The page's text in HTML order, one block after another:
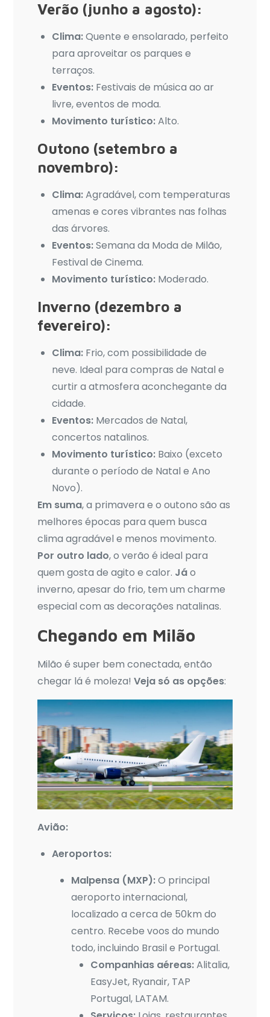
Verão (junho a agosto):
Clima:Quente e ensolarado, perfeito
para aproveitar os parques e
terraços.
Eventos: Festivais de música ao ar
livre, eventos de moda.
Movimento turístico:Alto.
Outono (setembro a
novembro):
Clima:Agradável, com temperaturas
amenas e cores vibrantes nas folhas
das árvores.
Eventos:Semana da Moda de Milão,
Festival de Cinema.
Movimento turístico: Moderado.
Inverno (dezembro a
fevereiro):
Clima: Frio, com possibilidade de
neve. Ideal para compras de Natal e
curtir a atmosfera aconchegante da
cidade.
Eventos: Mercados de Natal,
concertos natalinos.
Movimento turístico: Baixo (exceto
durante o período de Natal e Ano
Novo).
Em suma, a primavera e o outono são as
melhores épocas para quem busca
clima agradável e menos movimento.
Por outro lado, o verão é ideal para
quem gosta de agito e calor. Jáo
inverno, apesar do frio, tem um charme
especial com as decorações natalinas.
Chegando em Milão
Milão é super bem conectada, então
chegar lá é moleza!Veja só as opções:
Avião:
Aeroportos:
Malpensa (MXP):O principal
aeroporto internacional,
localizado a cerca de 50km do
centro. Recebe voos do mundo
todo, incluindo Brasil e Portugal.
Companhias aéreas:Alitalia,
EasyJet, Ryanair, TAP
Portugal, LATAM.